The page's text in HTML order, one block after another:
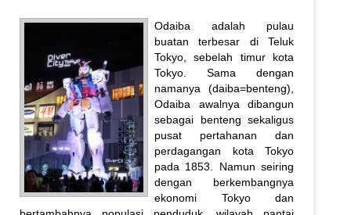
Odaiba adalah pulau
buatan terbesar di Teluk
Tokyo, sebelah timur kota
Tokyo. Sama dengan
namanya (daiba=benteng),
Odaiba awalnya dibangun
sebagai benteng sekaligus
pusat pertahanan dan
perdagangan kota Tokyo
pada 1853. Namun seiring
dengan berkembangnya
ekonomi Tokyo dan